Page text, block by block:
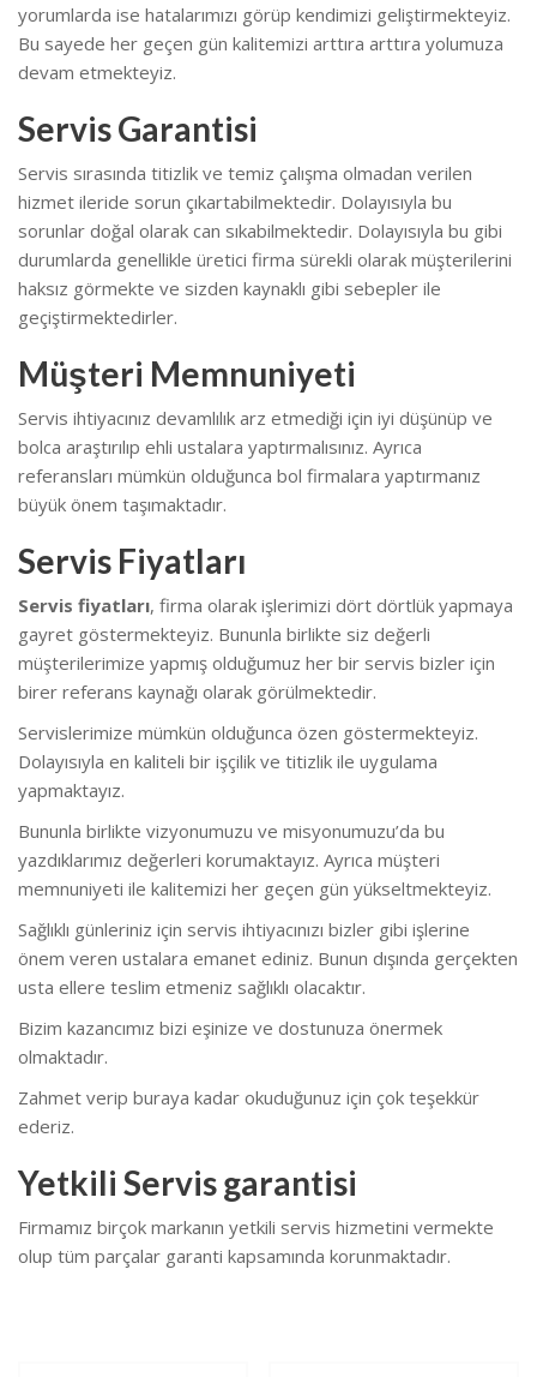
yorumlarda ise hatalarımızı görüp kendimizi geliştirmekteyiz.
Bu sayede her geçen gün kalitemizi arttıra arttıra yolumuza
devam etmekteyiz.
Servis Garantisi
Servis sırasında titizlik ve temiz çalışma olmadan verilen
hizmet ileride sorun çıkartabilmektedir. Dolayısıyla bu
sorunlar doğal olarak can sıkabilmektedir. Dolayısıyla bu gibi
durumlarda genellikle üretici firma sürekli olarak müşterilerini
haksız görmekte ve sizden kaynaklı gibi sebepler ile
geçiştirmektedirler.
Müşteri Memnuniyeti
Servis ihtiyacınız devamlılık arz etmediği için iyi düşünüp ve
bolca araştırılıp ehli ustalara yaptırmalısınız. Ayrıca
referansları mümkün olduğunca bol firmalara yaptırmanız
büyük önem taşımaktadır.
Servis Fiyatları
Servis fiyatları, firma olarak işlerimizi dört dörtlük yapmaya
gayret göstermekteyiz. Bununla birlikte siz değerli
müşterilerimize yapmış olduğumuz her bir servis bizler için
birer referans kaynağı olarak görülmektedir.
Servislerimize mümkün olduğunca özen göstermekteyiz.
Dolayısıyla en kaliteli bir işçilik ve titizlik ile uygulama
yapmaktayız.
Bununla birlikte vizyonumuzu ve misyonumuzu’da bu
yazdıklarımız değerleri korumaktayız. Ayrıca müşteri
memnuniyeti ile kalitemizi her geçen gün yükseltmekteyiz.
Sağlıklı günleriniz için servis ihtiyacınızı bizler gibi işlerine
önem veren ustalara emanet ediniz. Bunun dışında gerçekten
usta ellere teslim etmeniz sağlıklı olacaktır.
Bizim kazancımız bizi eşinize ve dostunuza önermek
olmaktadır.
Zahmet verip buraya kadar okuduğunuz için çok teşekkür
ederiz.
Yetkili Servis garantisi
Firmamız birçok markanın yetkili servis hizmetini vermekte
olup tüm parçalar garanti kapsamında korunmaktadır.